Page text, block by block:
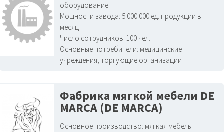
оборудование
Мощности завода: 5.000.000 ед. продукции в
месяц
Число сотрудников: 100 чел.
Основные потребители: медицинские
учреждения, торгующие организации
Фабрика мягкой мебели DE
MARCA (DE MARCA)
Основное производство: мягкая мебель